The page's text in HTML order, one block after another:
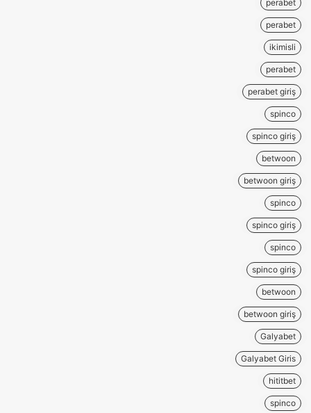
perabet
perabet
ikimisli
perabet
perabet giriş
spinco
spinco giriş
betwoon
betwoon giriş
spinco
spinco giriş
spinco
spinco giriş
betwoon
betwoon giriş
Galyabet
Galyabet Giris
hititbet
spinco